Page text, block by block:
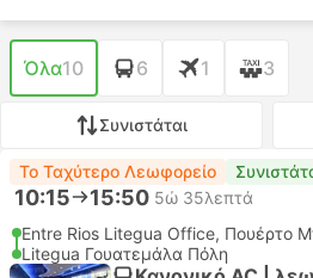
Όλα10 6 1 3
Συνιστάται
Το Ταχύτερο Λεωφορείο
10:15 15:50 5ώ 35λεπτά
Entre Rios Litegua Office, Πουέρτο
Litegua Γουατεμάλα Πόλη